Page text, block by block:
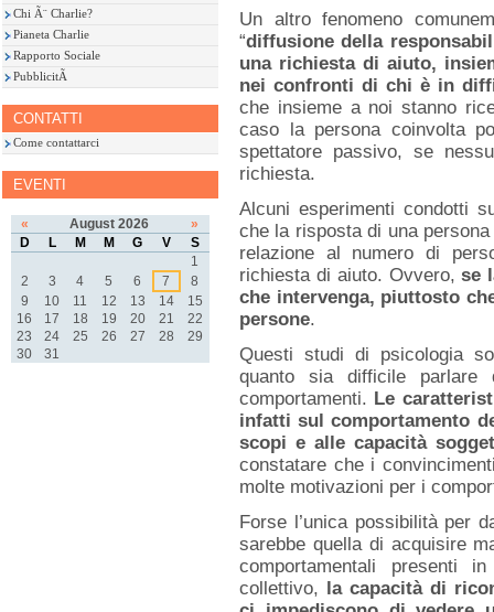
Chi Ã¨ Charlie?
Pianeta Charlie
Rapporto Sociale
PubblicitÃ
CONTATTI
Come contattarci
EVENTI
« August 2026
»
D
L M M G V
S
1
2
3 4 5 6 7
8
9
10 11 12 13 14
15
16
17 18 19 20 21
22
23
24 25 26 27 28
29
30
31
Un altro fenomeno
“diffusione della
una richiesta di aiuto,
nei confronti di chi è in
che insieme a noi stanno
caso la persona coinvolta
spettatore passivo, se
richiesta.
Alcuni esperimenti condotti
che la risposta di una
relazione al numero di
richiesta di aiuto. Ovvero,se
che intervenga, piuttosto
persone.
Questi studi di psicologia
quanto sia difficile
comportamenti. Le
infatti sul comportamento
scopi e alle capacità
constatare che i
molte motivazioni per i
Forse l’unica possibilità per
sarebbe quella di acquisire
comportamentali presenti
collettivo, la capacità di